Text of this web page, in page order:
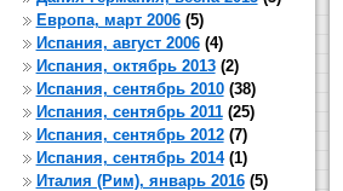
Европа, март 2006(5)
Испания, август 2006(4)
Испания, октябрь 2013(2)
Испания, сентябрь 2010(38)
Испания, сентябрь 2011(25)
Испания, сентябрь 2012(7)
Испания, сентябрь 2014(1)
Италия (Рим), январь 2016(5)